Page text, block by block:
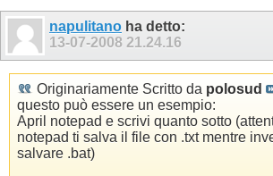
napulitano ha detto:
13-07-2008 21.24.16
Originariamente Scritto da polosud
questo può essere un esempio:
April notepad e scrivi quanto sotto
notepad ti salva il file con .txt mentre
salvare .bat)